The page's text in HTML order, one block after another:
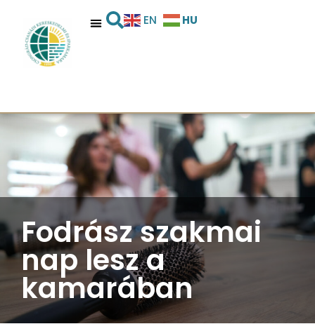
EN HU
Fodrász szakmai
nap lesz a
kamarában